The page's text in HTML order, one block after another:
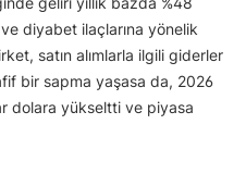
ve diyabet ilaçlarına yönelik
satın alımlarla ilgili giderler
bir sapma yaşasa da, 2026
dolara yükseltti ve piyasa